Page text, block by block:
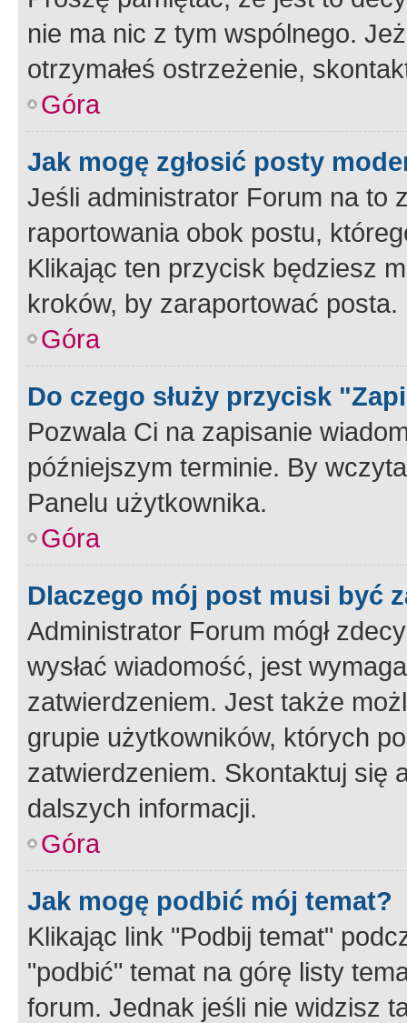
nie ma nic z tym wspólnego.
otrzymałeś ostrzeżenie,
Góra
Jak mogę zgłosić posty
Jeśli administrator Forum na to
raportowania obok postu,
Klikając ten przycisk będziesz
kroków, by zaraportować posta.
Góra
Do czego służy przycisk
Pozwala Ci na zapisanie
późniejszym terminie. By
Panelu użytkownika.
Góra
Dlaczego mój post musi być
Administrator Forum mógł
wysłać wiadomość, jest
zatwierdzeniem. Jest także
grupie użytkowników, których
zatwierdzeniem. Skontaktuj się
dalszych informacji.
Góra
Jak mogę podbić mój temat?
Klikając link "Podbij temat"
"podbić" temat na górę listy
forum. Jednak jeśli nie widzisz